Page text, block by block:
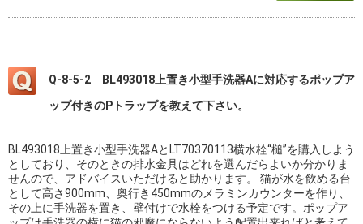
Q-8-5-2 BL493018上置き小型手洗器Aに対応するポップア
ップ付きのPトラップを教えて下さい。
BL493018上置き小型手洗器AとLT70370113横水栓“槌”を購入しよう
としており、そのときの排水金具はどれを選んだらよいか分かりま
せんので、アドバイスいただけると助かります。 猫が水を飲める台
として高さ900mm、奥行き450mmのメラミンカウンターを作り、
その上に手洗器を置き、壁付けで水栓をつける予定です。ポップア